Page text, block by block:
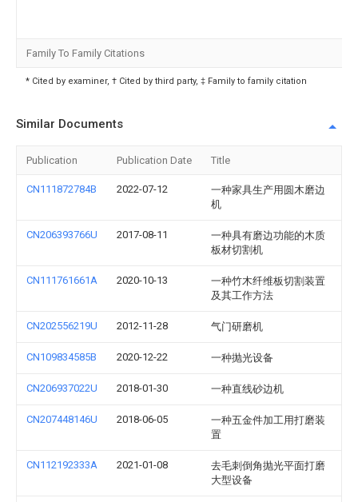
Family To Family Citations
* Cited by examiner, † Cited by third party, ‡ Family to family citation
Similar Documents
Publication Publication Date Title
CN111872784B 2022-07-12
一种家具生产用圆木磨边
机
CN206393766U 2017-08-11
一种具有磨边功能的木质
板材切割机
CN111761661A 2020-10-13
一种竹木纤维板切割装置
及其工作方法
CN202556219U 2012-11-28 气门研磨机
CN109834585B 2020-12-22 一种抛光设备
CN206937022U 2018-01-30 一种直线砂边机
CN207448146U 2018-06-05
一种五金件加工用打磨装
置
CN112192333A 2021-01-08
去毛刺倒角抛光平面打磨
大型设备